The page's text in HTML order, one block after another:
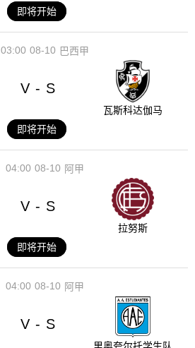
即将开始
08-10
03:00 巴西甲
V - S
瓦斯科达伽马
即将开始
08-10
04:00 阿甲
V - S
拉努斯
即将开始
08-10
04:00 阿甲
V - S